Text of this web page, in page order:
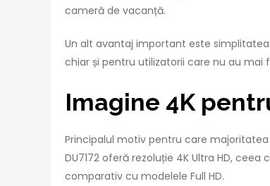
cameră de vacanță.
Un alt avantaj important este
chiar și pentru utilizatorii care nu au mai
Imagine 4K
Principalul motiv pentru care
DU7172 oferă rezoluție 4K Ultra HD,
comparativ cu modelele Full HD.